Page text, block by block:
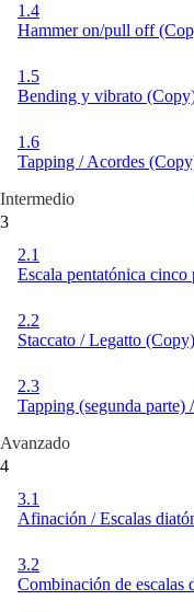
1.4
Hammer on/pull off
1.5
Bending y vibrato
1.6
Tapping / Acordes
Intermedio
3
2.1
Escala pentatónica
2.2
Staccato / Legatto (Copy)
2.3
Tapping (segunda
Avanzado
4
3.1
Afinación / Escalas
3.2
Combinación de escalas